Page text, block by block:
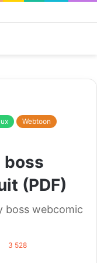
Webtoon
boss
(PDF)
boss webcomic
3 528